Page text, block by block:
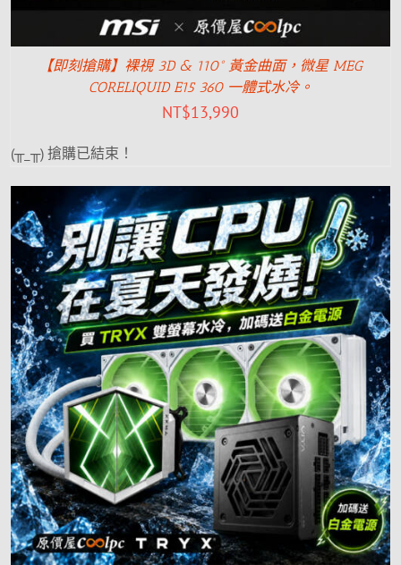
【即刻搶購】裸視 3D & 110° 黃金曲面，微星 MEG
CORELIQUID E15 360 一體式水冷。
NT$13,990
(╥_╥) 搶購已結束！